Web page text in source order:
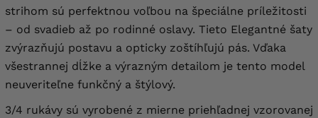
strihom sú perfektnou voľbou na špeciálne príležitosti
– od svadieb až po rodinné oslavy. Tieto Elegantné šaty
zvýrazňujú postavu a opticky zoštíhľujú pás. Vďaka
všestrannej dĺžke a výrazným detailom je tento model
neuveriteľne funkčný a štýlový.
3/4 rukávy sú vyrobené z mierne priehľadnej vzorovanej